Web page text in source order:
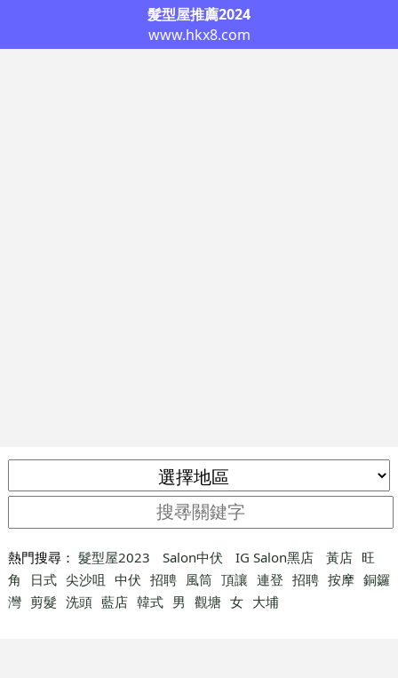
髮型屋推薦2024
www.hkx8.com
熱門搜尋： 髮型屋2023 Salon中伏 IG Salon黑店 黃店 旺
角
日式 尖沙咀 中伏 招聘 風筒 頂讓 連登 招聘 按摩 銅鑼
灣 剪髮 洗頭 藍店 韓式 男 觀塘 女 大埔